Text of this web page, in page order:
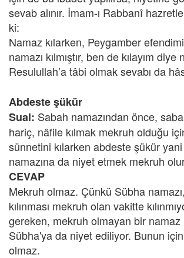
sevab alınır. İmam-ı Rabbanî
ki:
Namaz kılarken, Peygamber
namazı kılmıştır, ben de kılayım
Resulullah’a tâbi olmak sevabı da
Abdeste şükür
Sual: Sabah namazından önce,
hariç, nâfile kılmak mekruh olduğu
sünnetini kılarken abdeste şükür
namazına da niyet etmek mekruh
CEVAP
Mekruh olmaz. Çünkü Sübha
kılınması mekruh olan vakitte
gereken, mekruh olmayan bir namaz
Sübha'ya da niyet ediliyor. Bunun
olmaz.